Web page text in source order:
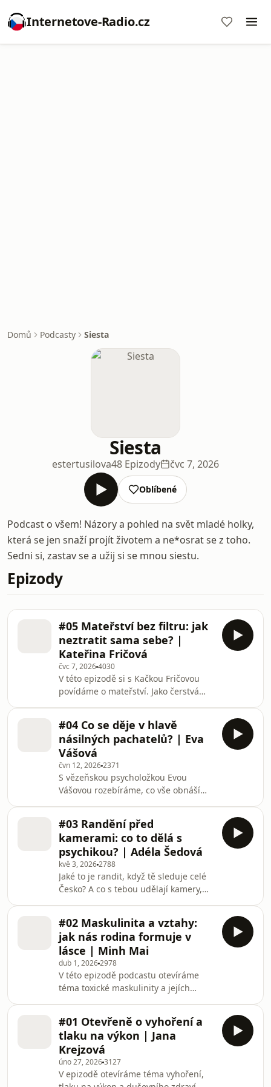
Internetove-Radio.cz
Domů Podcasty Siesta
Siesta
estertusilova48 Epizody čvc 7, 2026
Oblíbené
Podcast o všem! Názory a pohled na svět mladé holky,
která se jen snaží projít životem a ne*osrat se z toho.
Sedni si, zastav se a užij si se mnou siestu.
Epizody
#05 Mateřství bez filtru: jak
neztratit sama sebe? |
Kateřina Fričová
čvc 7, 20264030
V této epizodě si s Kačkou Fričovou
povídáme o mateřství. Jako čerstvá
partnerský vztah i čas sama pro sebe.
Bavíme se o tom, jak mateřství změní
ženu, její vztah k sobě samé i vztah s
partnerem. Dotkneme se také otázky,
kdy je ten správný čas mít děti a jak se
na tuto životní změnu připravit. Pokud
chcete nahlédnout do mateř
#04 Co se děje v hlavě
násilných pachatelů? | Eva
Vášová
čvn 12, 20262371
S vězeňskou psycholožkou Evou
Vášovou rozebíráme, co vše obnáší
parafiliích a násilném chování. Jak
vypadá tato náročná práce v praxi?
Jaký je rozdíl mezi parafilií a trestnou
činností? A co nám psychologie
dokáže říct o motivech násilných činů?
Tato epizoda je pro všechny, které
zajímá, co se odehrává za zdmi
věznice. Nahléd
#03 Randění před
kamerami: co to dělá s
psychikou? | Adéla Šedová
kvě 3, 20262788
Jaké to je randit, když tě sleduje celé
Česko? A co s tebou udělají kamery,
otevřeně povídáme o jejím působení v
Love Islandu, datingu před kamerami
i o tom, jaký to má dopad na psychiku.
Řešíme vztahy, kluky, tlak diváků i
momenty, které na obrazovkách nikdy
neuvidíte. Adéla sdílí jak zvládá
názory lidí, co jí samotná reality show
da
#02 Maskulinita a vztahy:
jak nás rodina formuje v
lásce | Minh Mai
dub 1, 20262978
V této epizodě podcastu otevíráme
téma toxické maskulinity a jejích
pocit, že musí neustále nosit masku?
Jak naše rodinné vzorce formují
partnerské vztahy? A kdy poznáme, že
vztah skončil? Hostem Podcastu Siesta
je Minh Mai, kouč a psychoterapeut,
#01 Otevřeně o vyhoření a
tlaku na výkon | Jana
Krejzová
úno 27, 20263127
V epizodě otevíráme téma vyhoření,